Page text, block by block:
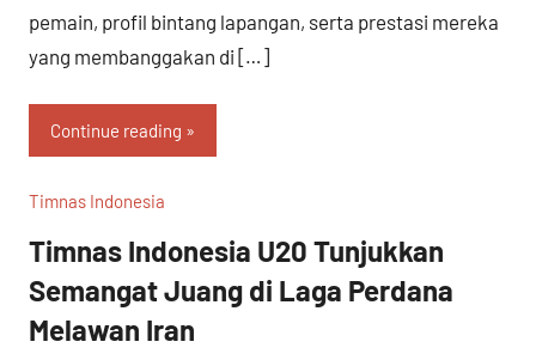
pemain, profil bintang lapangan, serta prestasi mereka
yang membanggakan di […]
Continue reading
Timnas Indonesia
Timnas Indonesia U20 Tunjukkan
Semangat Juang di Laga Perdana
Melawan Iran